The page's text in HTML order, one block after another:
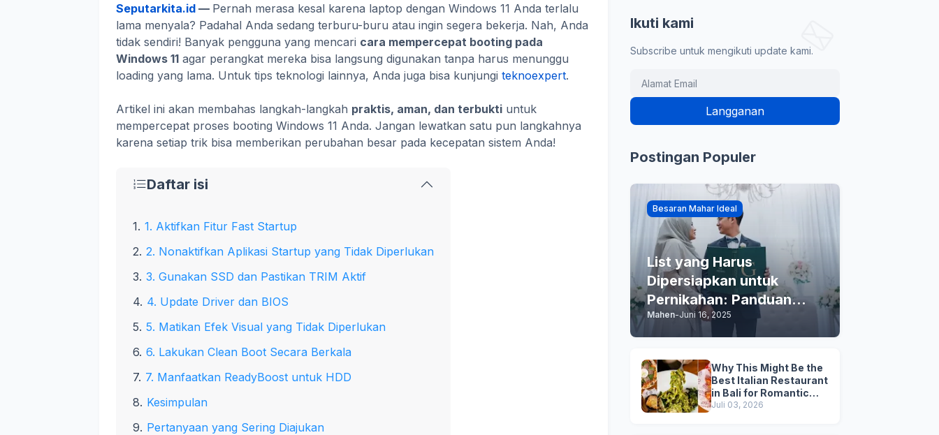
Seputarkita.id — Pernah merasa kesal karena laptop dengan Windows 11 Anda terlalu
lama menyala? Padahal Anda sedang terburu-buru atau ingin segera bekerja. Nah, Anda
tidak sendiri! Banyak pengguna yang mencari cara mempercepat booting pada
Windows 11 agar perangkat mereka bisa langsung digunakan tanpa harus menunggu
loading yang lama. Untuk tips teknologi lainnya, Anda juga bisa kunjungi teknoexpert.
Artikel ini akan membahas langkah-langkah praktis, aman, dan terbukti untuk
mempercepat proses booting Windows 11 Anda. Jangan lewatkan satu pun langkahnya
karena setiap trik bisa memberikan perubahan besar pada kecepatan sistem Anda!
Daftar isi
1. Aktifkan Fitur Fast Startup
2. Nonaktifkan Aplikasi Startup yang Tidak Diperlukan
3. Gunakan SSD dan Pastikan TRIM Aktif
4. Update Driver dan BIOS
5. Matikan Efek Visual yang Tidak Diperlukan
6. Lakukan Clean Boot Secara Berkala
7. Manfaatkan ReadyBoost untuk HDD
Kesimpulan
Pertanyaan yang Sering Diajukan
Ikuti kami
Subscribe untuk mengikuti update kami.
Postingan Populer
Besaran Mahar Ideal
List yang Harus
Dipersiapkan untuk
Pernikahan: Panduan
Praktis Anda
Mahen-Juni 16, 2025
Why This Might Be the
Best Italian Restaurant
in Bali for Romantic
Dinner, Family Dinner,
Juli 03, 2026